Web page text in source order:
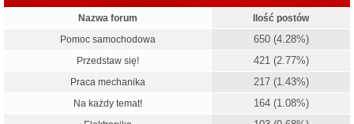
Nazwa forum
Ilość postów
Pomoc samochodowa
650 (4.28%)
Przedstaw się! 421 (2.77%)
Praca mechanika 217 (1.43%)
Na każdy temat! 164 (1.08%)